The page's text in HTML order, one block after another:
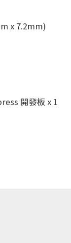
x 7.2mm)
開發板 x 1